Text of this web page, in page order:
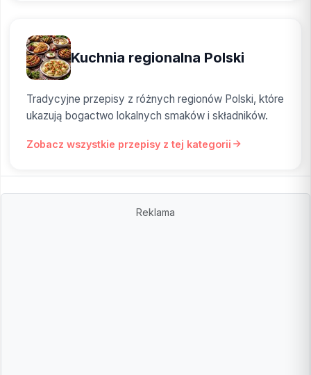
Kuchnia regionalna Polski
Tradycyjne przepisy z różnych regionów Polski, które
ukazują bogactwo lokalnych smaków i składników.
Zobacz wszystkie przepisy z tej kategorii
Reklama